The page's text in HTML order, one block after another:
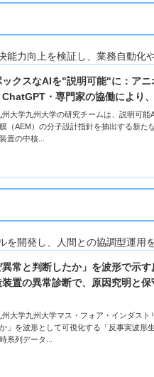
力向上を検証し、業務自動化
ックスなAIを"説明可能"に：ア
・専門家の協働により
大学九州大学の研究チームは、説明可能
（AEM）の分子設計指針を抽出する新た
置の中核...
開発し、人間との協調型運用
常と判断したか」を波形で示
置の異常診断で、原因究明と
大学九州大学マス・フォア・インダス
」を波形として可視化する「反事実波形
系列データ...